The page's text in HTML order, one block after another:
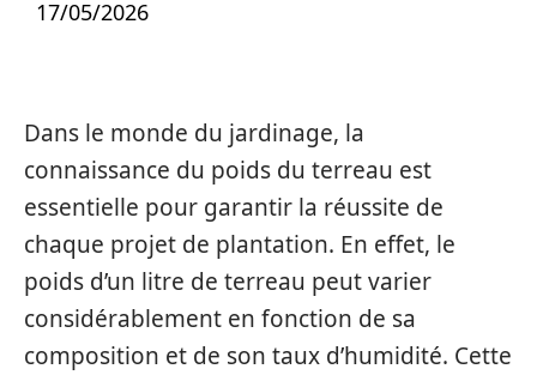
17/05/2026
Dans le monde du jardinage, la
connaissance du poids du terreau est
essentielle pour garantir la réussite de
chaque projet de plantation. En effet, le
poids d’un litre de terreau peut varier
considérablement en fonction de sa
composition et de son taux d’humidité. Cette